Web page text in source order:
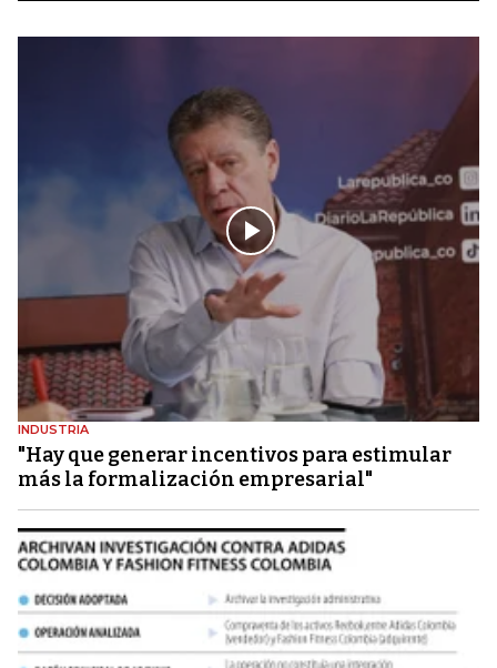
INDUSTRIA
"Hay que generar incentivos para estimular
más la formalización empresarial"